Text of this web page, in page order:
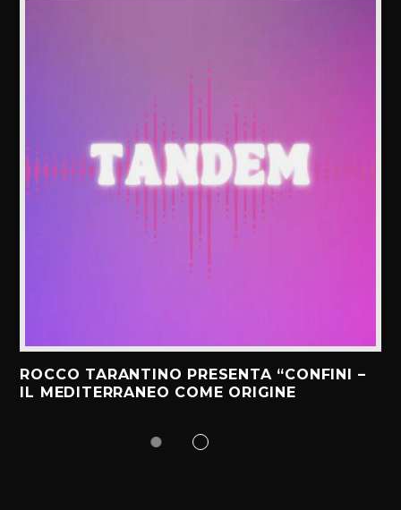
ROCCO TARANTINO PRESENTA “CONFINI –
IL MEDITERRANEO COME ORIGINE